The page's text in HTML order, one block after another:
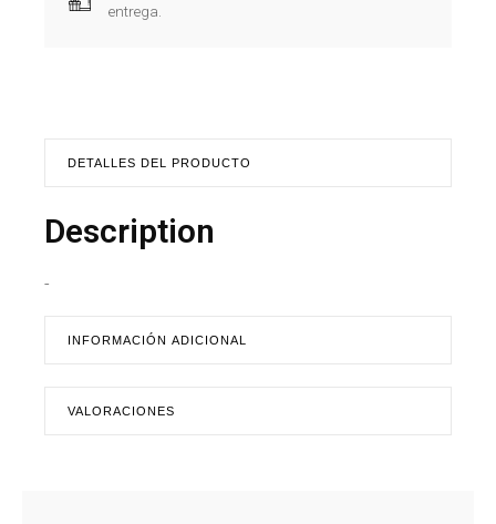
entrega.
DETALLES DEL PRODUCTO
Description
-
INFORMACIÓN ADICIONAL
VALORACIONES